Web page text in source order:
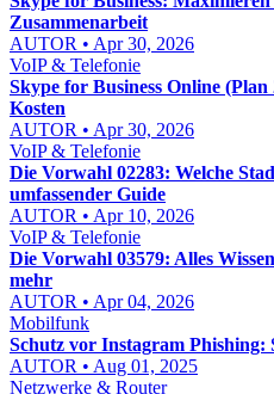
Zusammenarbeit
AUTOR • Apr 30, 2026
VoIP & Telefonie
Skype for Business Online
Kosten
AUTOR • Apr 30, 2026
VoIP & Telefonie
Die Vorwahl 02283: Welche
umfassender Guide
AUTOR • Apr 10, 2026
VoIP & Telefonie
Die Vorwahl 03579: Alles
mehr
AUTOR • Apr 04, 2026
Mobilfunk
Schutz vor Instagram Phishing:
AUTOR • Aug 01, 2025
Netzwerke & Router